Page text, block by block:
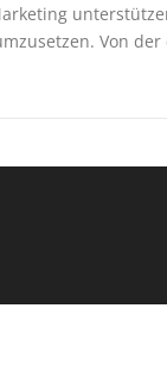
Von der